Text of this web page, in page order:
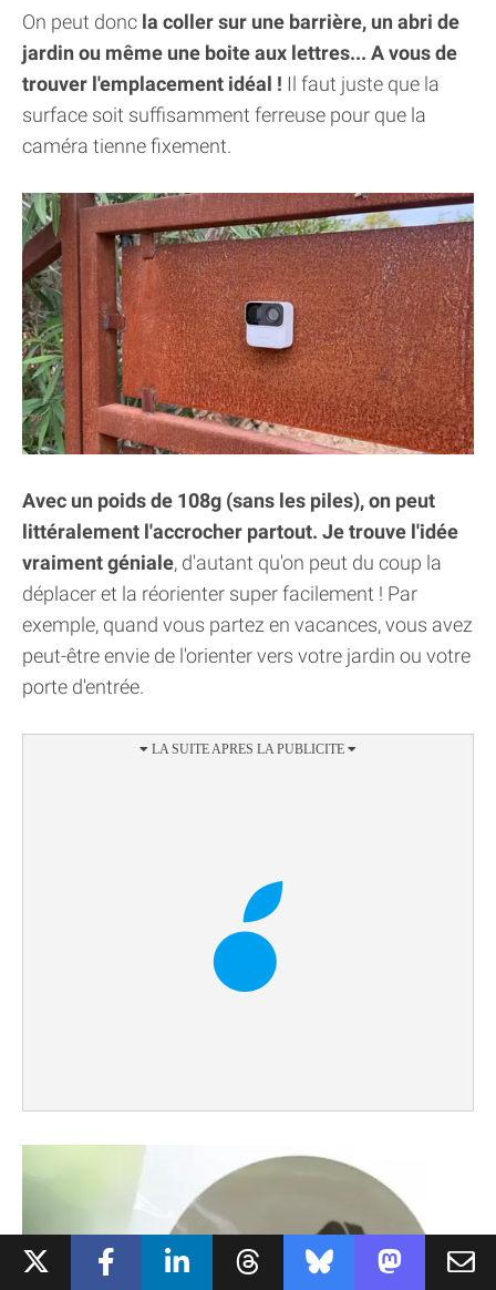
On peut donc la coller sur une barrière, un abri de
jardin ou même une boite aux lettres... A vous de
trouver l'emplacement idéal ! Il faut juste que la
surface soit suffisamment ferreuse pour que la
caméra tienne fixement.
Avec un poids de 108g (sans les piles), on peut
littéralement l'accrocher partout. Je trouve l'idée
vraiment géniale, d'autant qu'on peut du coup la
déplacer et la réorienter super facilement ! Par
exemple, quand vous partez en vacances, vous avez
peut-être envie de l'orienter vers votre jardin ou votre
porte d'entrée.